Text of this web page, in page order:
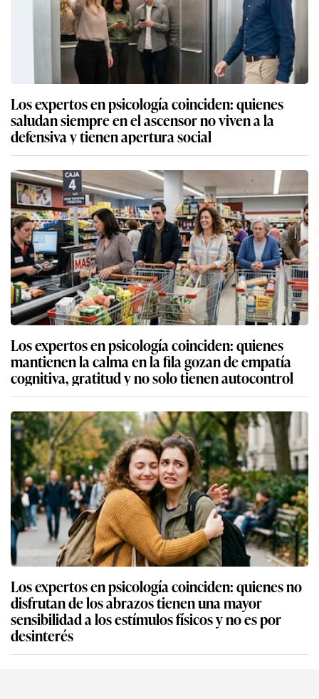
Los expertos en psicología coinciden: quienes
saludan siempre en el ascensor no viven a la
defensiva y tienen apertura social
Los expertos en psicología coinciden: quienes
mantienen la calma en la fila gozan de empatía
cognitiva, gratitud y no solo tienen autocontrol
Los expertos en psicología coinciden: quienes no
disfrutan de los abrazos tienen una mayor
sensibilidad a los estímulos físicos y no es por
desinterés